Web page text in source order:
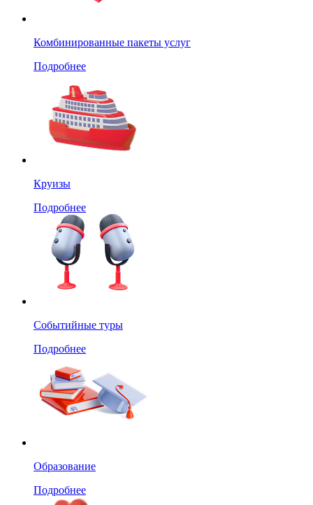
Комбинированные пакеты услуг
Подробнее
Круизы
Подробнее
Событийные туры
Подробнее
Образование
Подробнее